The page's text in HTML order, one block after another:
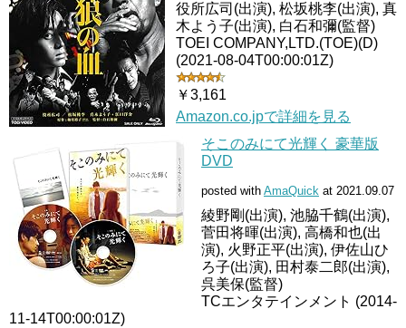
役所広司(出演), 松坂桃李(出演), 真
木よう子(出演), 白石和彌(監督)
TOEI COMPANY,LTD.(TOE)(D)
(2021-08-04T00:00:01Z)
￥3,161
Amazon.co.jpで詳細を見る
そこのみにて光輝く 豪華版
DVD
posted with AmaQuick at 2021.09.07
綾野剛(出演), 池脇千鶴(出演),
菅田将暉(出演), 高橋和也(出
演), 火野正平(出演), 伊佐山ひ
ろ子(出演), 田村泰二郎(出演),
呉美保(監督)
TCエンタテインメント (2014-
11-14T00:00:01Z)